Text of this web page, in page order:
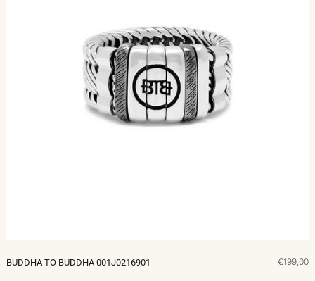
BUDDHA TO BUDDHA 001J0216901 €199,00